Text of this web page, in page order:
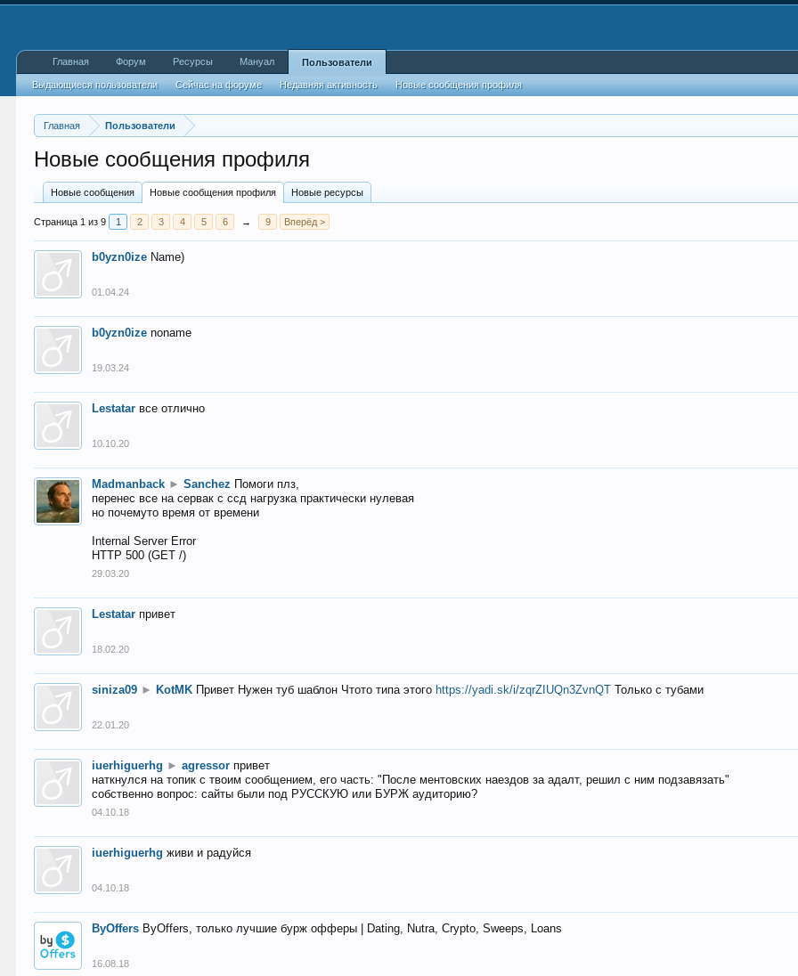
Главная Пользователи
Новые сообщения профиля
Новые сообщения Новые сообщения профиля Новые ресурсы
Страница 1 из 9 1 2 3 4 5 6 → 9 Вперёд >
b0yzn0ize Name)
01.04.24
b0yzn0ize noname
19.03.24
Lestatar все отлично
10.10.20
Madmanback ► Sanchez Помоги плз,
перенес все на сервак с ссд нагрузка практически нулевая
но почемуто время от времени
Internal Server Error
HTTP 500 (GET /)
29.03.20
Lestatar привет
18.02.20
siniza09 ► KotMK Привет Нужен туб шаблон Чтото типа этого https://yadi.sk/i/zqrZIUQn3ZvnQT Только с тубами
22.01.20
iuerhiguerhg ► agressor привет
наткнулся на топик с твоим сообщением, его часть: "После ментовских наездов за адалт, решил с ним подзавязать"
собственно вопрос: сайты были под РУССКУЮ или БУРЖ аудиторию?
04.10.18
iuerhiguerhg живи и радуйся
04.10.18
ByOffers ByOffers, только лучшие бурж офферы | Dating, Nutra, Crypto, Sweeps, Loans
16.08.18
Главная Форум Ресурсы Мануал Пользователи
Выдающиеся пользователи Сейчас на форуме Недавняя активность Новые сообщения профиля